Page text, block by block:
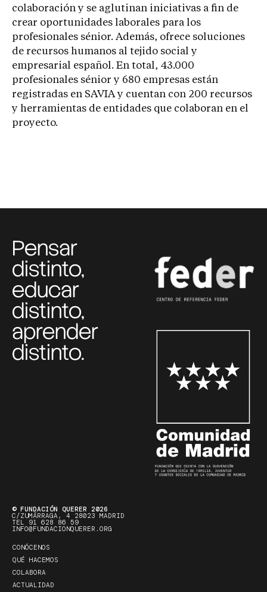
colaboración y se aglutinan iniciativas a fin de
crear oportunidades laborales para los
profesionales sénior. Además, ofrece soluciones
de recursos humanos al tejido social y
empresarial español. En total, 43.000
profesionales sénior y 680 empresas están
registradas en SAVIA y cuentan con 200 recursos
y herramientas de entidades que colaboran en el
proyecto.
Pensar
distinto,
educar
distinto,
aprender
distinto.
© FUNDACIÓN QUERER 2026
C/ZUMÁRRAGA, 4 28023 MADRID
TEL 91 628 86 59
INFO@FUNDACIONQUERER.ORG
CONÓCENOS
QUÉ HACEMOS
COLABORA
ACTUALIDAD